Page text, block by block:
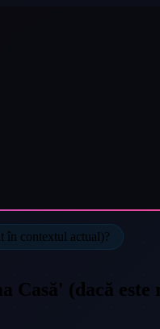
în contextul actual)?
(dacă este